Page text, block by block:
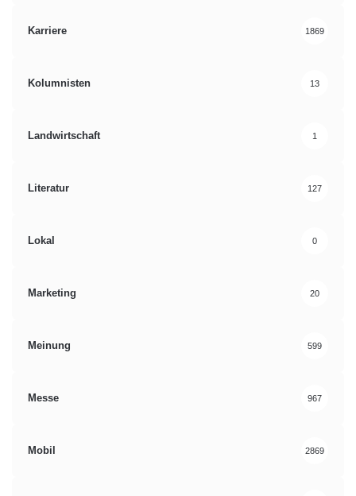
Karriere 1869
Kolumnisten 13
Landwirtschaft 1
Literatur 127
Lokal 0
Marketing 20
Meinung 599
Messe 967
Mobil 2869